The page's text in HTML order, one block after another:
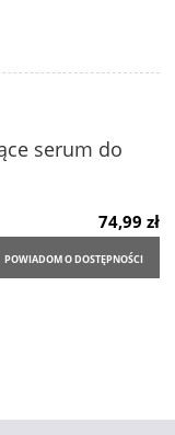
serum do
74,99 zł
POWIADOM O DOSTĘPNOŚCI